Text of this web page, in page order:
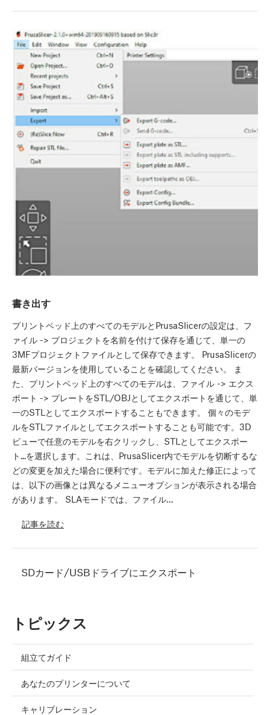
書き出す
プリントベッド上のすべてのモデルとPrusaSlicerの設定は、フ
ァイル -> プロジェクトを名前を付けて保存を通じて、単一の
3MFプロジェクトファイルとして保存できます。 PrusaSlicerの
最新バージョンを使用していることを確認してください。 ま
た、プリントベッド上のすべてのモデルは、ファイル -> エクス
ポート -> プレートをSTL/OBJとしてエクスポートを通じて、単
一のSTLとしてエクスポートすることもできます。 個々のモデ
ルをSTLファイルとしてエクスポートすることも可能です。3D
ビューで任意のモデルを右クリックし、STLとしてエクスポー
ト...を選択します。これは、PrusaSlicer内でモデルを切断するな
どの変更を加えた場合に便利です。モデルに加えた修正によって
は、以下の画像とは異なるメニューオプションが表示される場合
があります。 SLAモードでは、ファイル…
記事を読む
SDカード/USBドライブにエクスポート
トピックス
組立てガイド
あなたのプリンターについて
キャリブレーション